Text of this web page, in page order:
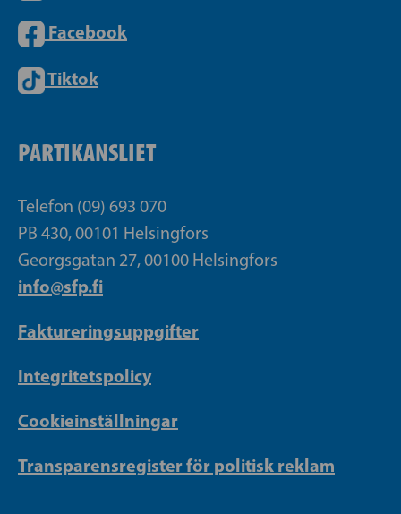
Facebook
Tiktok
PARTIKANSLIET
Telefon (09) 693 070
PB 430, 00101 Helsingfors
Georgsgatan 27, 00100 Helsingfors
info@sfp.fi
Faktureringsuppgifter
Integritetspolicy
Cookieinställningar
Transparensregister för politisk reklam